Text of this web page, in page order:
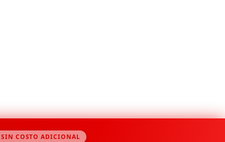
SIN COSTO ADICIONAL